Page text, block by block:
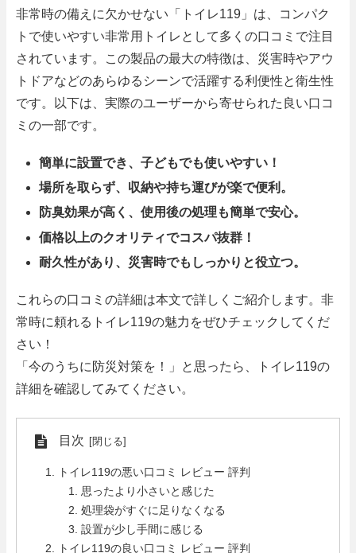
非常時の備えに欠かせない「トイレ119」は、コンパク
トで使いやすい非常用トイレとして多くの口コミで注目
されています。この製品の最大の特徴は、災害時やアウ
トドアなどのあらゆるシーンで活躍する利便性と衛生性
です。以下は、実際のユーザーから寄せられた良い口コ
ミの一部です。
簡単に設置でき、子どもでも使いやすい！
場所を取らず、収納や持ち運びが楽で便利。
防臭効果が高く、使用後の処理も簡単で安心。
価格以上のクオリティでコスパ抜群！
耐久性があり、災害時でもしっかりと役立つ。
これらの口コミの詳細は本文で詳しくご紹介します。非
常時に頼れるトイレ119の魅力をぜひチェックしてくだ
さい！
「今のうちに防災対策を！」と思ったら、トイレ119の
詳細を確認してみてください。
目次
トイレ119の悪い口コミ レビュー 評判
思ったより小さいと感じた
処理袋がすぐに足りなくなる
設置が少し手間に感じる
トイレ119の良い口コミ レビュー 評判